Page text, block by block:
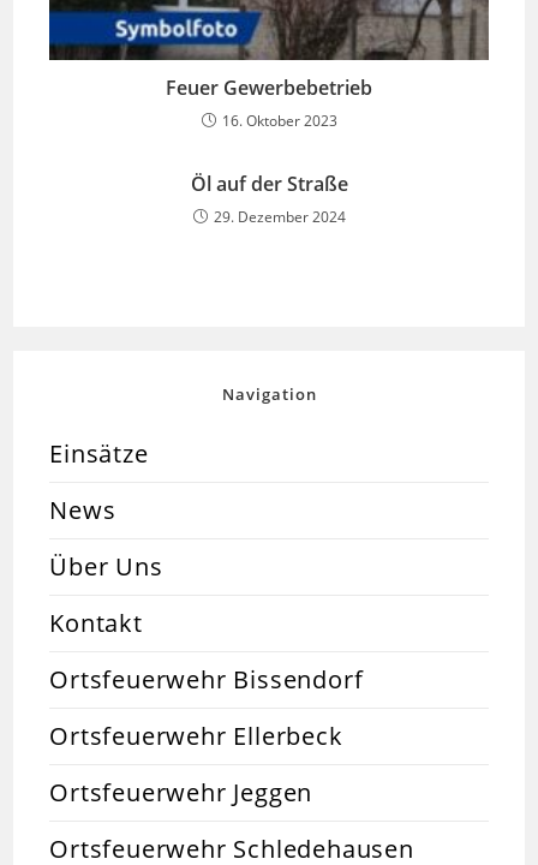
Feuer Gewerbebetrieb
16. Oktober 2023
Öl auf der Straße
29. Dezember 2024
Navigation
Einsätze
News
Über Uns
Kontakt
Ortsfeuerwehr Bissendorf
Ortsfeuerwehr Ellerbeck
Ortsfeuerwehr Jeggen
Ortsfeuerwehr Schledehausen